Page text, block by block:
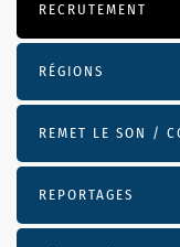
RECRUTEMENT
RÉGIONS
REMET LE SON /
REPORTAGES